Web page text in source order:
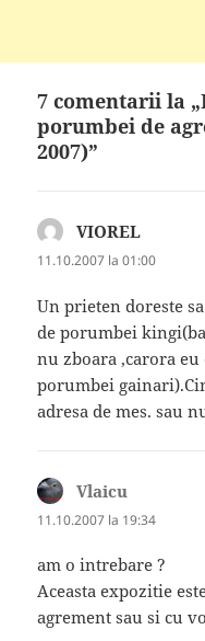
7 comentarii la
porumbei de
2007)”
VIOREL
11.10.2007 la 01:00
Un prieten doreste
de porumbei
nu zboara ,carora
porumbei
adresa de mes. sau
Vlaicu
11.10.2007 la 19:34
am o intrebare ?
Aceasta expozitie
agrement sau si cu